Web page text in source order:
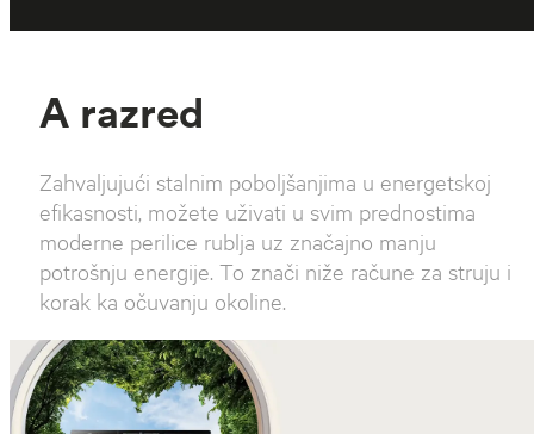
A razred
Zahvaljujući stalnim poboljšanjima u energetskoj
efikasnosti, možete uživati u svim prednostima
moderne perilice rublja uz značajno manju
potrošnju energije. To znači niže račune za struju i
korak ka očuvanju okoline.